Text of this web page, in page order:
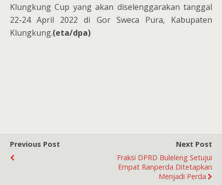
Klungkung Cup yang akan diselenggarakan tanggal
22-24 April 2022 di Gor Sweca Pura, Kabupaten
Klungkung.(eta/dpa)
Previous Post
Next Post
Fraksi DPRD Buleleng Setujui
Empat Ranperda Ditetapkan
Menjadi Perda